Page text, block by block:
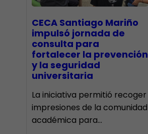
CECA Santiago Mariño
impulsó jornada de
consulta para
fortalecer la prevención
y la seguridad
universitaria
La iniciativa permitió recoger
impresiones de la comunidad
académica para…